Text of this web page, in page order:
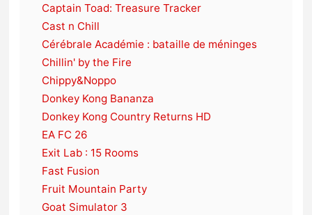
Captain Toad: Treasure Tracker
Cast n Chill
Cérébrale Académie : bataille de méninges
Chillin' by the Fire
Chippy&Noppo
Donkey Kong Bananza
Donkey Kong Country Returns HD
EA FC 26
Exit Lab : 15 Rooms
Fast Fusion
Fruit Mountain Party
Goat Simulator 3